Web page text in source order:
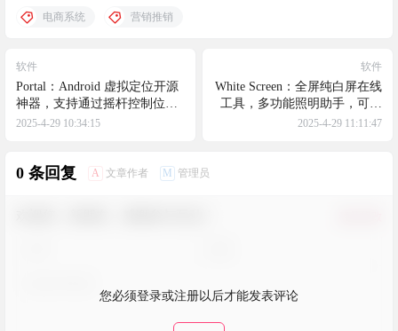
电商系统 营销推销
软件
Portal：Android 虚拟定位开源
神器，支持通过摇杆控制位置
移动，并允许用户在设置中调
2025-4-29 10:34:15
软件
White Screen：全屏纯白屏在线
工具，多功能照明助手，可以
作为临时的白色背景或者补光
2025-4-29 11:11:47
0 条回复 A 文章作者 M 管理员
您必须登录或注册以后才能发表评论